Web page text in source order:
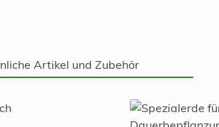
Artikel und Zubehör
überspringen